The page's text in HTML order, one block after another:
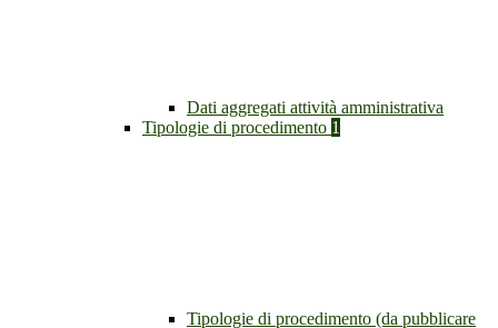
Dati aggregati attività amministrativa
Tipologie di procedimento 1
Tipologie di procedimento (da pubblicare